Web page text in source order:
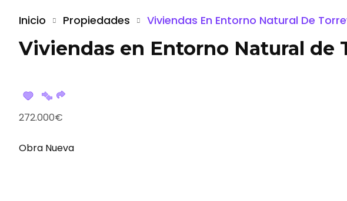
Inicio Propiedades Viviendas En Entorno Natural De
Viviendas en Entorno Natural de
272.000€
Obra Nueva